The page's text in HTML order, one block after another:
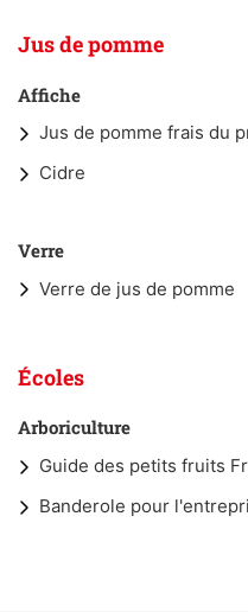
Jus de pomme
Affiche
Jus de pomme frais du
Cidre
Verre
Verre de jus de pomme
Écoles
Arboriculture
Guide des petits fruits
Banderole pour